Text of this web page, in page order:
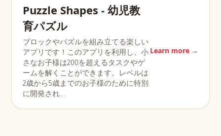
Puzzle Shapes - 幼児教
育パズル
ブロックやパズルを組み立てる楽しい
アプリです！このアプリを利用し、小
さなお子様は200を超えるタスクやゲ
ームを解くことができます。レベルは
2歳から5歳までのお子様のために特別
に開発され…
Learn more →